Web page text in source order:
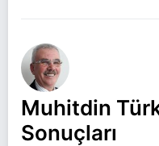
Muhitdin
Sonuçları